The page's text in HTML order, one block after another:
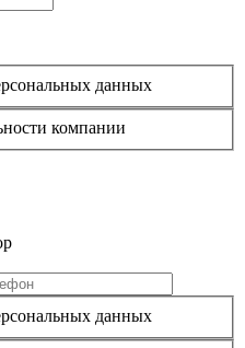
данных
компании
данных